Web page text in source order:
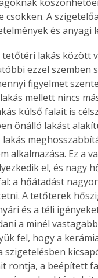
csökken. A
és anyagi
tetőtéri lakás között
ezzel szemben
figyelmet
mellett nincs
külső falait is
önálló lakást
alkalmazása. Ez a
el, és nagy
a hőátadást
A tetőterek
és a téli
a minél
fel, hogy a
szigetelésben
rontja, a beépített